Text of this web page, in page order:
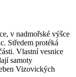
v nadmořské výšce
Středem protéká
Vlastní vesnice
samoty
Vizovických